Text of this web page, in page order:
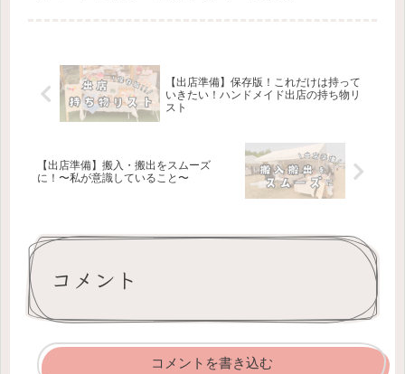
【出店準備】保存版！これだけは持って
いきたい！ハンドメイド出店の持ち物リ
スト
【出店準備】搬入・搬出をスムーズ
に！〜私が意識していること〜
コメント
コメントを書き込む